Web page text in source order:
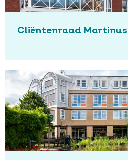
Cliëntenraad Martinus